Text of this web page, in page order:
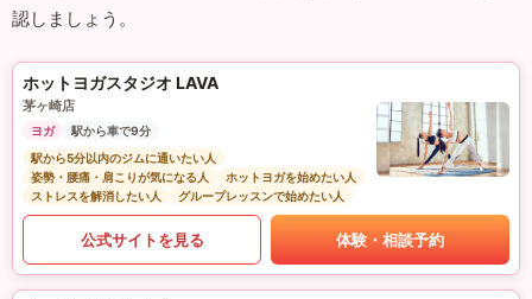
認しましょう。
ホットヨガスタジオ LAVA
茅ヶ崎店
ヨガ
駅から車で9分
駅から5分以内のジムに通いたい人
姿勢・腰痛・肩こりが気になる人
ホットヨガを始めたい人
ストレスを解消したい人
グループレッスンで始めたい人
公式サイトを見る 体験・相談予約